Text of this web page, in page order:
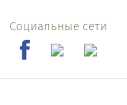
Социальные сети